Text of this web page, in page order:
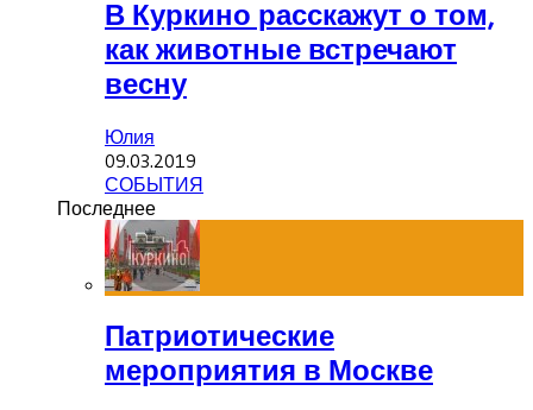
В Куркино расскажут о том,
как животные встречают
весну
Юлия
09.03.2019
СОБЫТИЯ
Последнее
Патриотические
мероприятия в Москве